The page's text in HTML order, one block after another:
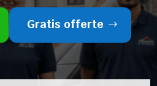
Gratis offerte